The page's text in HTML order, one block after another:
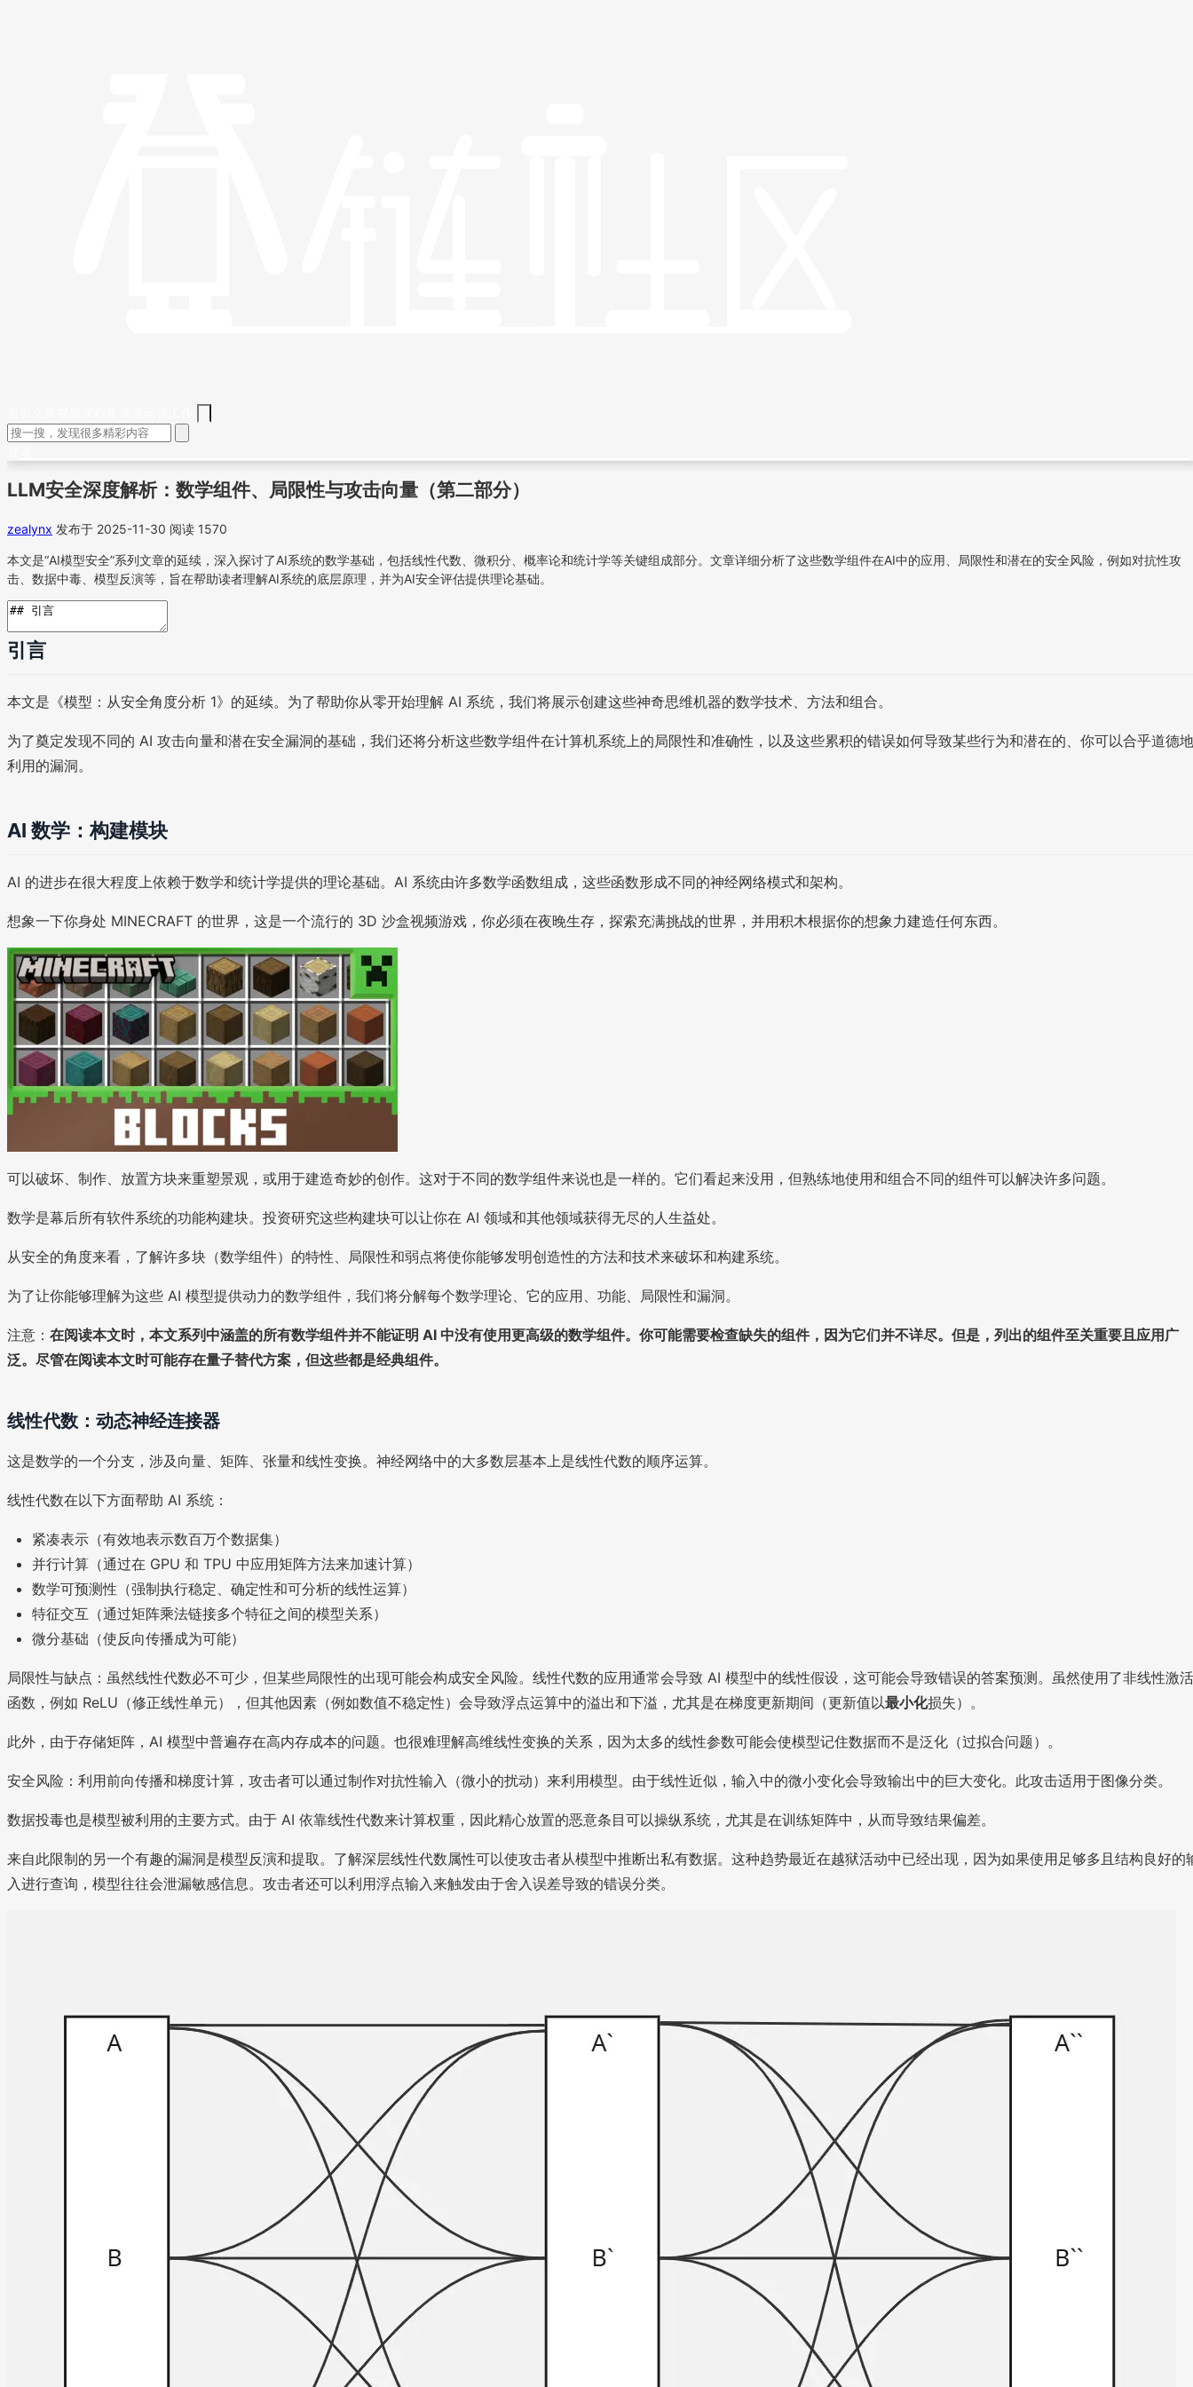
LLM安全深度解析：数学组件、局限性与攻击向量（第二部分）
zealynx 发布于 2025-11-30 阅读 1570
本文是“AI模型安全”系列文章的延续，深入探讨了AI系统的数学基础，包括线性代数、微积分、概率论和统计学等关键组成部分。文章详细分析了这些数学组件在AI中的应用、局限性和潜在的安全风险，例如对抗性攻
击、数据中毒、模型反演等，旨在帮助读者理解AI系统的底层原理，并为AI安全评估提供理论基础。
引言
本文是《模型：从安全角度分析 1》的延续。为了帮助你从零开始理解 AI 系统，我们将展示创建这些神奇思维机器的数学技术、方法和组合。
为了奠定发现不同的 AI 攻击向量和潜在安全漏洞的基础，我们还将分析这些数学组件在计算机系统上的局限性和准确性，以及这些累积的错误如何导致某些行为和潜在的、你可以合乎道德地
利用的漏洞。
AI 数学：构建模块
AI 的进步在很大程度上依赖于数学和统计学提供的理论基础。AI 系统由许多数学函数组成，这些函数形成不同的神经网络模式和架构。
想象一下你身处 MINECRAFT 的世界，这是一个流行的 3D 沙盒视频游戏，你必须在夜晚生存，探索充满挑战的世界，并用积木根据你的想象力建造任何东西。
可以破坏、制作、放置方块来重塑景观，或用于建造奇妙的创作。这对于不同的数学组件来说也是一样的。它们看起来没用，但熟练地使用和组合不同的组件可以解决许多问题。
数学是幕后所有软件系统的功能构建块。投资研究这些构建块可以让你在 AI 领域和其他领域获得无尽的人生益处。
从安全的角度来看，了解许多块（数学组件）的特性、局限性和弱点将使你能够发明创造性的方法和技术来破坏和构建系统。
为了让你能够理解为这些 AI 模型提供动力的数学组件，我们将分解每个数学理论、它的应用、功能、局限性和漏洞。
注意： 在阅读本文时，本文系列中涵盖的所有数学组件并不能证明 AI 中没有使用更高级的数学组件。你可能需要检查缺失的组件，因为它们并不详尽。但是，列出的组件至关重要且应用广
泛。尽管在阅读本文时可能存在量子替代方案，但这些都是经典组件。
线性代数：动态神经连接器
这是数学的一个分支，涉及向量、矩阵、张量和线性变换。神经网络中的大多数层基本上是线性代数的顺序运算。
线性代数在以下方面帮助 AI 系统：
紧凑表示（有效地表示数百万个数据集）
并行计算（通过在 GPU 和 TPU 中应用矩阵方法来加速计算）
数学可预测性（强制执行稳定、确定性和可分析的线性运算）
特征交互（通过矩阵乘法链接多个特征之间的模型关系）
微分基础（使反向传播成为可能）
局限性与缺点：虽然线性代数必不可少，但某些局限性的出现可能会构成安全风险。线性代数的应用通常会导致 AI 模型中的线性假设，这可能会导致错误的答案预测。虽然使用了非线性激活
函数，例如 ReLU（修正线性单元），但其他因素（例如数值不稳定性）会导致浮点运算中的溢出和下溢，尤其是在梯度更新期间（更新值以最小化损失）。
此外，由于存储矩阵，AI 模型中普遍存在高内存成本的问题。也很难理解高维线性变换的关系，因为太多的线性参数可能会使模型记住数据而不是泛化（过拟合问题）。
安全风险：利用前向传播和梯度计算，攻击者可以通过制作对抗性输入（微小的扰动）来利用模型。由于线性近似，输入中的微小变化会导致输出中的巨大变化。此攻击适用于图像分类。
数据投毒也是模型被利用的主要方式。由于 AI 依靠线性代数来计算权重，因此精心放置的恶意条目可以操纵系统，尤其是在训练矩阵中，从而导致结果偏差。
来自此限制的另一个有趣的漏洞是模型反演和提取。了解深层线性代数属性可以使攻击者从模型中推断出私有数据。这种趋势最近在越狱活动中已经出现，因为如果使用足够多且结构良好的
入进行查询，模型往往会泄漏敏感信息。攻击者还可以利用浮点输入来触发由于舍入误差导致的错误分类。